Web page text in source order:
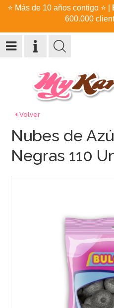
⭐ Más de 10 años contigo ⭐
600.000
Volver
Nubes de
Negras 110